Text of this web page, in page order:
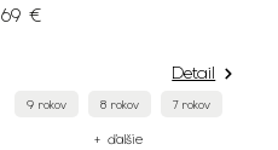
69 €
Detail
9 rokov 8 rokov 7 rokov
+ ďalšie